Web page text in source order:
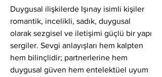
Duygusal ilişkilerde Işınay isimli kişiler
romantik, incelikli, sadık, duygusal
olarak sezgisel ve iletişimi güçlü bir yapı
sergiler. Sevgi anlayışları hem kalpten
hem bilinçlidir; partnerlerine hem
duygusal güven hem entelektüel uyum